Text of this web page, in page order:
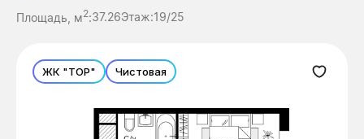
Площадь, м2:37.26Этаж:19/25
ЖК "ТОР" Чистовая